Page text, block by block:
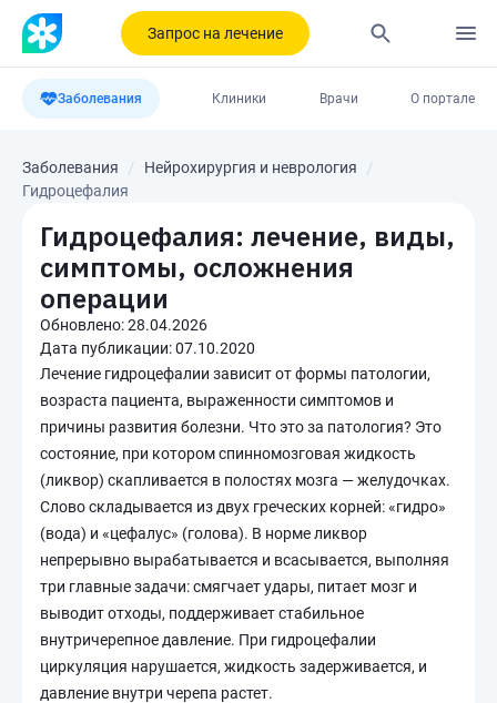
Запрос на лечение
Заболевания Клиники Врачи О портале
Заболевания
Нейрохирургия и неврология
Гидроцефалия
Гидроцефалия: лечение, виды,
симптомы, осложнения
операции
Обновлено:28.04.2026
Дата публикации:07.10.2020
Лечение гидроцефалии зависит от формы патологии,
возраста пациента, выраженности симптомов и
причины развития болезни. Что это за патология? Это
состояние, при котором спинномозговая жидкость
(ликвор) скапливается в полостях мозга — желудочках.
Слово складывается из двух греческих корней: «гидро»
(вода) и «цефалус» (голова). В норме ликвор
непрерывно вырабатывается и всасывается, выполняя
три главные задачи: смягчает удары, питает мозг и
выводит отходы, поддерживает стабильное
внутричерепное давление. При гидроцефалии
циркуляция нарушается, жидкость задерживается, и
давление внутри черепа растет.